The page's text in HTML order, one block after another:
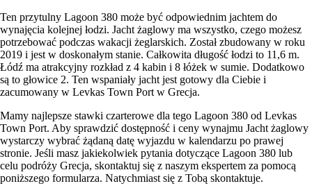
Ten przytulny Lagoon 380 może być odpowiednim jachtem do
wynajęcia kolejnej łodzi. Jacht żaglowy ma wszystko, czego możesz
potrzebować podczas wakacji żeglarskich. Został zbudowany w roku
2019 i jest w doskonałym stanie. Całkowita długość łodzi to 11,6 m.
Łódź ma atrakcyjny rozkład z 4 kabin i 8 łóżek w sumie. Dodatkowo
są to głowice 2. Ten wspaniały jacht jest gotowy dla Ciebie i
zacumowany w Levkas Town Port w Grecja.
Mamy najlepsze stawki czarterowe dla tego Lagoon 380 od Levkas
Town Port. Aby sprawdzić dostępność i ceny wynajmu Jacht żaglowy
wystarczy wybrać żądaną datę wyjazdu w kalendarzu po prawej
stronie. Jeśli masz jakiekolwiek pytania dotyczące Lagoon 380 lub
celu podróży Grecja, skontaktuj się z naszym ekspertem za pomocą
poniższego formularza. Natychmiast się z Tobą skontaktuje.